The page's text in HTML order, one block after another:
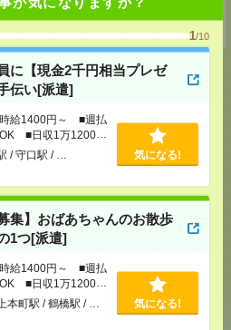
1/10
に【現金2千円相当プレゼ
伝い[派遣]
給1400円～ ■週払
■日収1万1200円
/ 守口駅 / … 気になる!
集】おばあちゃんのお散歩
1つ[派遣]
給1400円～ ■週払
■日収1万1200円
本町駅 / 鶴橋駅 / … 気になる!
受付時間⇒9:30-21:00
募ページへ
になる！
ツイート ブックマーク